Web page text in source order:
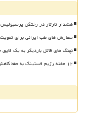
هشدار تارتار در رختکن پرسپولیس
سفارش های طب ایرانی برای
نهنگ های قاتل باردیگر به یک قایق
۱۲ هفته رژیم فستینگ به حفظ کاهش وزن در یک سال بعد کمک نماید